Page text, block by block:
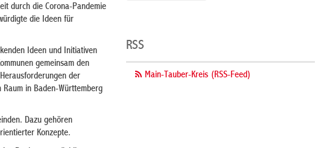
durch die Corona-Pandemie
die Ideen für
Ideen und Initiativen
gemeinsam den
der
in Baden-Württemberg
Dazu gehören
Konzepte.
RSS
Main-Tauber-Kreis (RSS-Feed)